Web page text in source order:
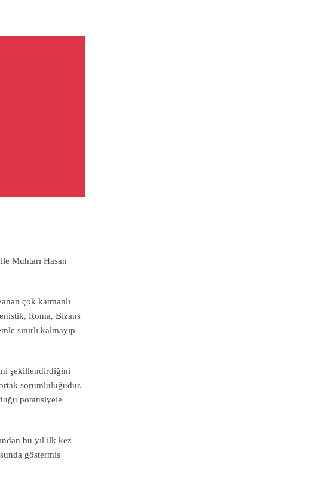
Muhtarı Hasan
çok katmanlı
Roma, Bizans
sınırlı kalmayıp
şekillendirdiğini
sorumluluğudur.
potansiyele
bu yıl ilk kez
göstermiş